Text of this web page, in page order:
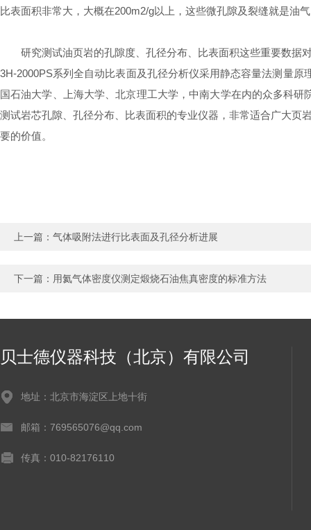
比表面积非常大，大概在200m2/g以上，这些微孔隙及裂缝就是油
研究测试油页岩的孔隙度、孔径分布、比表面积这些重要数据
3H-2000PS系列全自动比表面及孔径分析仪采用静态容量法测量
国石油大学、上海大学、北京理工大学，中南大学在内的众多科
测试岩芯孔隙、孔径分布、比表面积的专业仪器，非常适合广大
要的价值。
上一篇： 气体吸附法进行比表面及孔径分析进展
下一篇： 用氦气体密度仪测定煅烧石油焦真密度的标准方法
贝士德仪器科技（北京）有限公司
地址：北京市海淀区上地十街
邮箱：769565076@qq.com
传真：010-82176110